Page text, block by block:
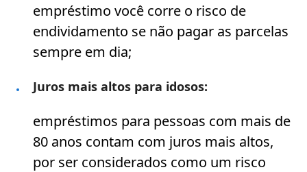
empréstimo você corre o risco de
endividamento se não pagar as parcelas
sempre em dia;
Juros mais altos para idosos:
empréstimos para pessoas com mais de
80 anos contam com juros mais altos,
por ser considerados como um risco